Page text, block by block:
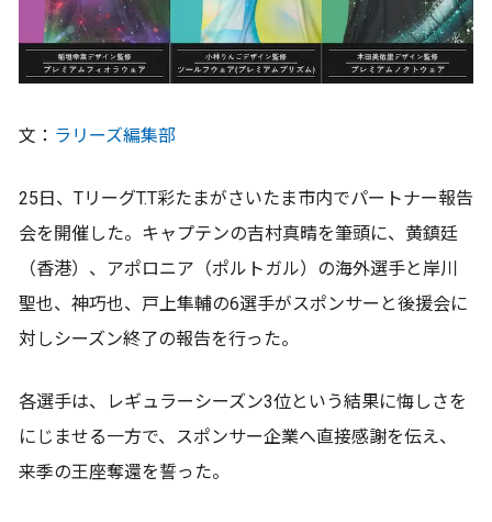
文： ラリーズ編集部
25日、TリーグT.T彩たまがさいたま市内でパートナー報告
会を開催した。キャプテンの吉村真晴を筆頭に、黄鎮廷
（香港）、アポロニア（ポルトガル）の海外選手と岸川
聖也、神巧也、戸上隼輔の6選手がスポンサーと後援会に
対しシーズン終了の報告を行った。
各選手は、レギュラーシーズン3位という結果に悔しさを
にじませる一方で、スポンサー企業へ直接感謝を伝え、
来季の王座奪還を誓った。